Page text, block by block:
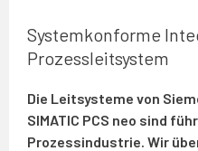
Systemkonforme
Prozessleitsystem
Die Leitsysteme von
SIMATIC PCS neo sind
Prozessindustrie. Wir